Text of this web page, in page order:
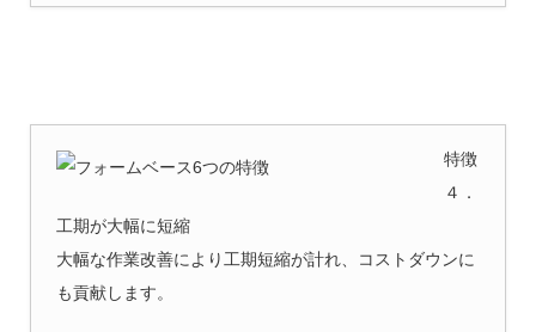
特徴
４．
工期が大幅に短縮
大幅な作業改善により工期短縮が計れ、コストダウンに
も貢献します。